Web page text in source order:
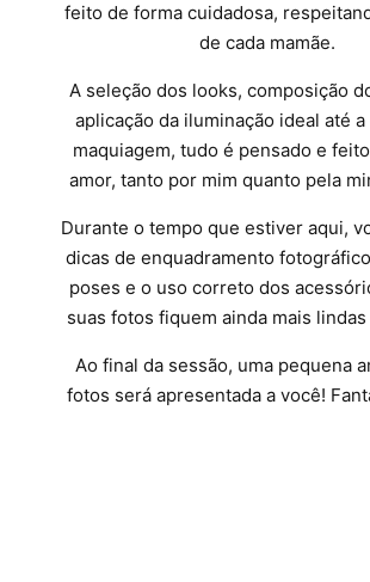
feito de forma cuidadosa,
de cada mamãe.
A seleção dos looks, composição
aplicação da iluminação ideal até
maquiagem, tudo é pensado e
amor, tanto por mim quanto pela
Durante o tempo que estiver aqui,
dicas de enquadramento
poses e o uso correto dos
suas fotos fiquem ainda mais
Ao final da sessão, uma pequena
fotos será apresentada a você!